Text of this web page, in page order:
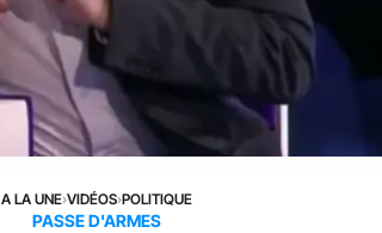
A LA UNE›VIDÉOS›POLITIQUE
PASSE D'ARMES